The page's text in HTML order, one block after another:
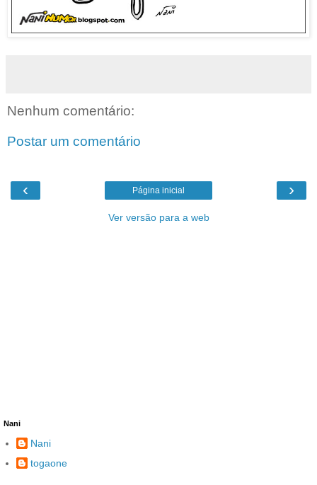
Nenhum comentário:
Postar um comentário
‹ ›
Página inicial
Ver versão para a web
Nani
Nani
togaone